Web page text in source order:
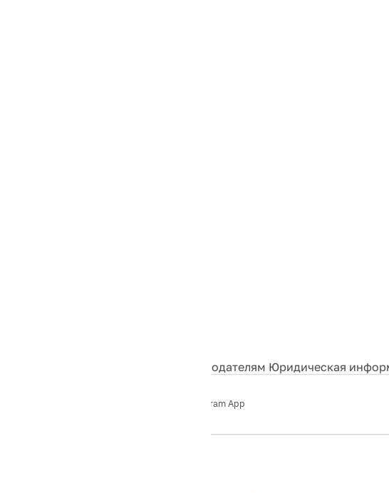
Рекламодателям Юридическая
Telegram App